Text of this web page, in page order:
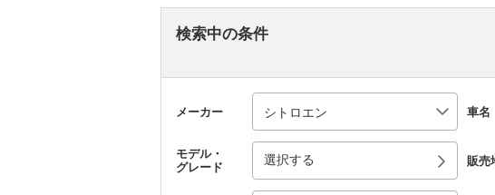
検索中の条件
メーカー 車名
モデル・
グレード
選択する 販売